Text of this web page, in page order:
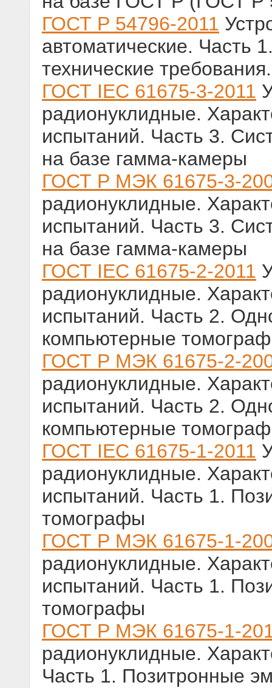
ГОСТ Р 54796-2011
автоматические. Часть
технические
ГОСТ IEC 61675-3-2011
радионуклидные.
испытаний. Часть 3.
на базе гамма-камеры
ГОСТ Р МЭК 61675-3-
радионуклидные.
испытаний. Часть 3.
на базе гамма-камеры
ГОСТ IEC 61675-2-2011
радионуклидные.
испытаний. Часть 2.
компьютерные
ГОСТ Р МЭК 61675-2-
радионуклидные.
испытаний. Часть 2.
компьютерные
ГОСТ IEC 61675-1-2011
радионуклидные.
испытаний. Часть 1.
томографы
ГОСТ Р МЭК 61675-1-
радионуклидные.
испытаний. Часть 1.
томографы
ГОСТ Р МЭК 61675-1-
радионуклидные.
Часть 1. Позитронные